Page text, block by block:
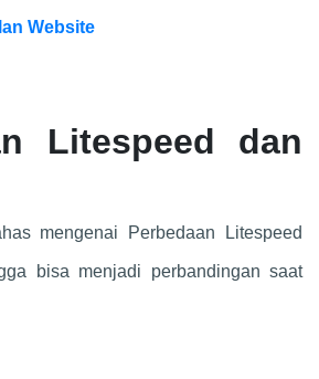
Website
Litespeed dan
mengenai Perbedaan Litespeed
bisa menjadi perbandingan saat